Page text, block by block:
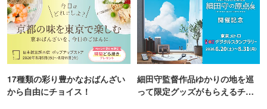
17種類の彩り豊かなおばんざい
から自由にチョイス！
細田守監督作品ゆかりの地を巡
って限定グッズがもらえるチャ